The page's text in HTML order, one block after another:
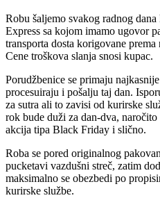
Robu šaljemo svakog radnog
Express sa kojom imamo ugovor
transporta dosta korigovane prema
Cene troškova slanja snosi kupac.
Porudžbenice se primaju
procesuiraju i pošalju taj dan.
za sutra ali to zavisi od kurirske
rok bude duži za dan-dva,
akcija tipa Black Friday i slično.
Roba se pored originalnog
pucketavi vazdušni streč, zatim
maksimalno se obezbedi po
kurirske službe.